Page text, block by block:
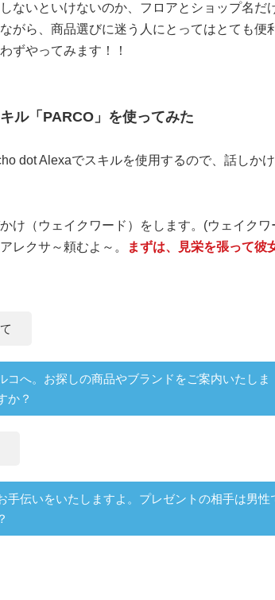
ないといけないのか、フロアとショップ名だ
がら、商品選びに迷う人にとってはとても便
ずやってみます！！
ル「PARCO」を使ってみた
dot Alexaでスキルを使用するので、話しか
け（ウェイクワード）をします。(ウェイクワ
レクサ～頼むよ～。
まずは、見栄を張って彼
コへ。お探しの商品やブランドをご案内いたしま
か？
手伝いをいたしますよ。プレゼントの相手は男性